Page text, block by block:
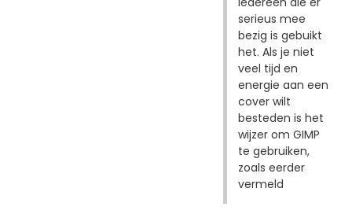
serieus mee
bezig is gebuikt
het. Als je niet
veel tijd en
energie aan een
cover wilt
besteden is het
wijzer om GIMP
te gebruiken,
zoals eerder
vermeld